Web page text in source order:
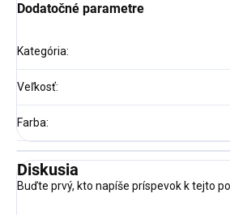
Dodatočné parametre
Kategória:
Veľkosť:
Farba:
Diskusia
Buďte prvý, kto napíše príspevok k tejto